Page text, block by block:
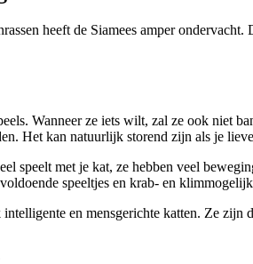
heeft de Siamees amper
Wanneer ze iets wilt, zal ze ook niet
Het kan natuurlijk storend zijn als je
speelt met je kat, ze hebben veel
speeltjes en krab- en
en mensgerichte katten. Ze zijn